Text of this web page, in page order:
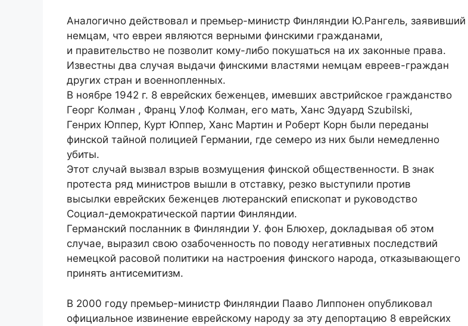
Аналогично действовал и премьер-министр Финляндии Ю.Рангель, заявивший
немцам, что евреи являются верными финскими гражданами,
и правительство не позволит кому-либо покушаться на их законные права.
Известны два случая выдачи финскими властями немцам евреев-граждан
других стран и военнопленных.
В ноябре 1942 г. 8 еврейских беженцев, имевших австрийское гражданство
Георг Колман , Франц Улоф Колман, его мать, Ханс Эдуард Szubilski,
Генрих Юппер, Курт Юппер, Ханс Мартин и Роберт Корн были переданы
финской тайной полицией Германии, где семеро из них были немедленно
убиты.
Этот случай вызвал взрыв возмущения финской общественности. В знак
протеста ряд министров вышли в отставку, резко выступили против
высылки еврейских беженцев лютеранский епископат и руководство
Социал-демократической партии Финляндии.
Германский посланник в Финляндии У. фон Блюхер, докладывая об этом
случае, выразил свою озабоченность по поводу негативных последствий
немецкой расовой политики на настроения финского народа, отказывающего
принять антисемитизм.
В 2000 году премьер-министр Финляндии Пааво Липпонен опубликовал
официальное извинение еврейскому народу за эту депортацию 8 еврейских